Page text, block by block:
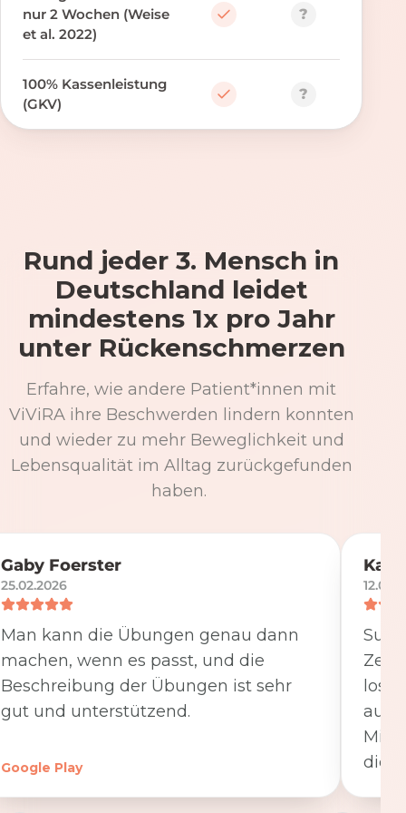
nur 2 Wochen (Weise
et al. 2022)
?
100% Kassenleistung
(GKV)
?
Rund jeder 3. Mensch in
Deutschland leidet
mindestens 1x pro Jahr
unter Rückenschmerzen
Erfahre, wie andere Patient*innen mit
ViViRA ihre Beschwerden lindern konnten
und wieder zu mehr Beweglichkeit und
Lebensqualität im Alltag zurückgefunden
haben.
Gaby Foerster
25.02.2026
Man kann die Übungen genau dann
machen, wenn es passt, und die
Beschreibung der Übungen ist sehr
gut und unterstützend.
Google Play
Zeit
die